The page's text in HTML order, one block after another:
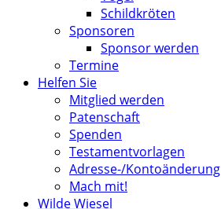
Schildkröten
Sponsoren
Sponsor werden
Termine
Helfen Sie
Mitglied werden
Patenschaft
Spenden
Testamentvorlagen
Adresse-/Kontoänderung
Mach mit!
Wilde Wiesel